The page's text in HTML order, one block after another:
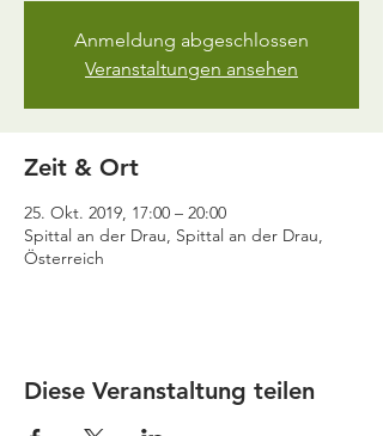
Anmeldung abgeschlossen
Veranstaltungen ansehen
Zeit & Ort
25. Okt. 2019, 17:00 – 20:00
Spittal an der Drau, Spittal an der Drau,
Österreich
Diese Veranstaltung teilen